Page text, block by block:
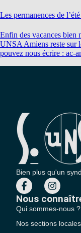
Les permanences de
Enfin des vacances bien
UNSA Amiens reste sur
pouvez nous écrire : ac-
Bien plus qu'un
Nous
Qui sommes-nous ?
Nos sections locales